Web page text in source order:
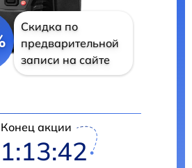
Скидка по
предварительной
записи на сайте
Конец акции